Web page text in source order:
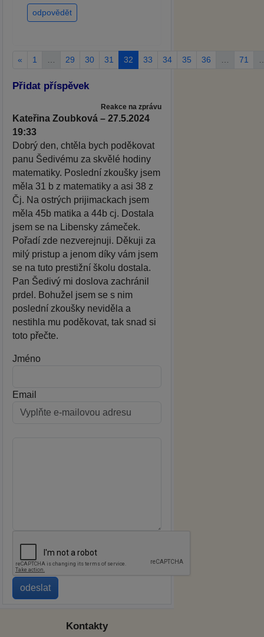
odpovědět
« 1 29 30 31 32 33 34 35 36 71
Přidat příspěvek
Reakce na zprávu
Kateřina Zoubková – 27.5.2024
19:33
Dobrý den, chtěla bych poděkovat
panu Šedivému za skvělé hodiny
matematiky. Poslední zkoušky jsem
měla 31 b z matematiky a asi 38 z
Čj. Na ostrých prijimackach jsem
měla 45b matika a 44b cj. Dostala
jsem se na Libensky zámeček.
Pořadí zde nezverejnuji. Děkuji za
milý pristup a jenom díky vám jsem
se na tuto prestižní školu dostala.
Pan Šedivý mi doslova zachránil
prdel. Bohužel jsem se s nim
poslední zkoušky neviděla a
nestihla mu poděkovat, tak snad si
toto přečte.
Jméno
Email
Kontakty